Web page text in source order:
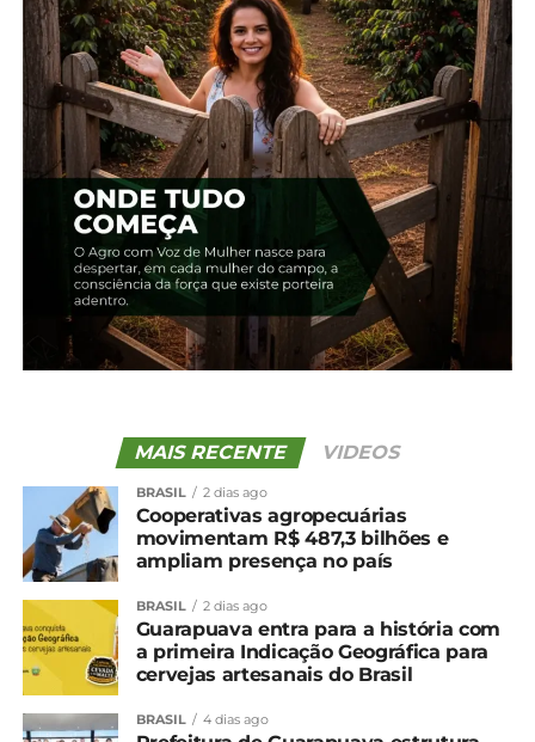
Relacionado
Cotação agrícola para a
região de Guarapuava
19 de fevereiro, 2024
Em "Guarapuava"
Cotação agrícola para
região de Guarapuava
1 de fevereiro, 2024
Em "Guarapuava"
Cotação agrícola para
região de Guarapuava
5 de fevereiro, 2024
Em "Guarapuava"
TÓPICOS RELACIONADOS:
UP NEXT
Cotação agrícola para a região de
Guarapuava
MAIS RECENTE VIDEOS
BRASIL 2 dias ago
Cooperativas agropecuárias
movimentam R$ 487,3 bilhões e
ampliam presença no país
BRASIL 2 dias ago
Guarapuava entra para a história com
a primeira Indicação Geográfica para
cervejas artesanais do Brasil
BRASIL 4 dias ago